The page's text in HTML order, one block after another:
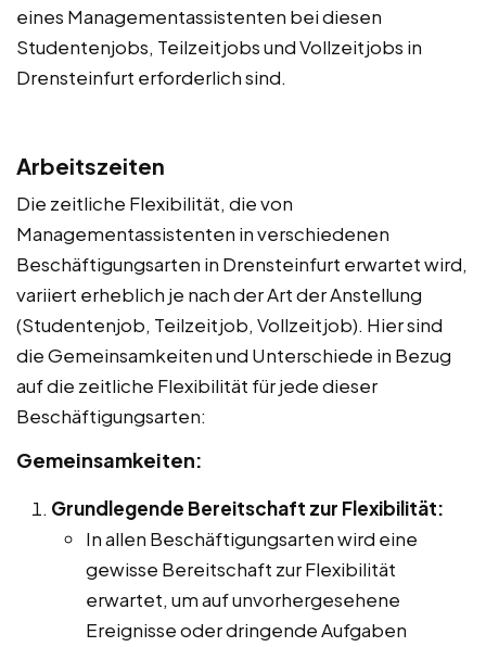
eines Managementassistenten bei diesen
Studentenjobs, Teilzeitjobs und Vollzeitjobs in
Drensteinfurt erforderlich sind.
Arbeitszeiten
Die zeitliche Flexibilität, die von
Managementassistenten in verschiedenen
Beschäftigungsarten in Drensteinfurt erwartet wird,
variiert erheblich je nach der Art der Anstellung
(Studentenjob, Teilzeitjob, Vollzeitjob). Hier sind
die Gemeinsamkeiten und Unterschiede in Bezug
auf die zeitliche Flexibilität für jede dieser
Beschäftigungsarten:
Gemeinsamkeiten:
Grundlegende Bereitschaft zur Flexibilität:
In allen Beschäftigungsarten wird eine
gewisse Bereitschaft zur Flexibilität
erwartet, um auf unvorhergesehene
Ereignisse oder dringende Aufgaben